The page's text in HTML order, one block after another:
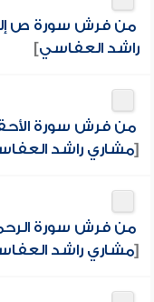
من فرش سورة ص
راشد العفاسي]
من فرش سورة
[مشاري راشد
من فرش سورة
[مشاري راشد